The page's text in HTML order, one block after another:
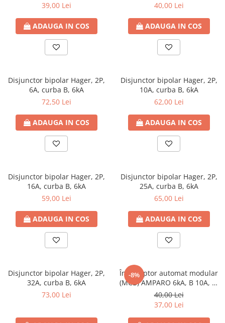
Cablu solar
Descarcatoare de curent continuu
Tablouri echipate PV
Contactoare modulare
Relee monitorizare
Separatoare si sigurante fuzibile
Separatoare sigurante fuzibile
Sigurante fuzibile
Sigurante fuzibile tip C,
dimensiune 10x38
Sigurante fuzibile tip C,
dimensiune 14x51
Sigurante fuzibile tip D II
Sigurante radio 5x20
SV comutator modular de sarcină
39,00 Lei
ADAUGA IN COS
40,00 Lei
ADAUGA IN COS
Disjunctor bipolar Hager, 2P,
6A, curba B, 6kA
72,50 Lei
ADAUGA IN COS
Disjunctor bipolar Hager, 2P,
10A, curba B, 6kA
62,00 Lei
ADAUGA IN COS
Disjunctor bipolar Hager, 2P,
16A, curba B, 6kA
59,00 Lei
ADAUGA IN COS
Disjunctor bipolar Hager, 2P,
25A, curba B, 6kA
65,00 Lei
ADAUGA IN COS
Disjunctor bipolar Hager, 2P,
32A, curba B, 6kA
73,00 Lei
-8%
Întreruptor automat modular
(MCB) AMPARO 6kA, B 10A, 2-
poli
40,00 Lei
37,00 Lei